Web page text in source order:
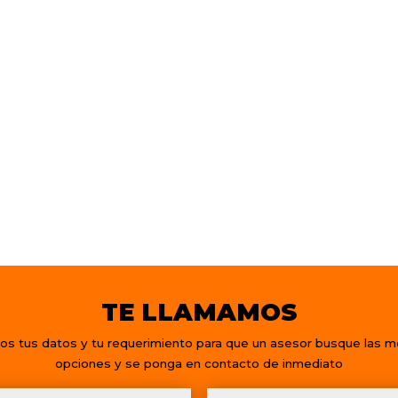
TE LLAMAMOS
tus datos y tu requerimiento para que un asesor busque las
opciones y se ponga en contacto de inmediato